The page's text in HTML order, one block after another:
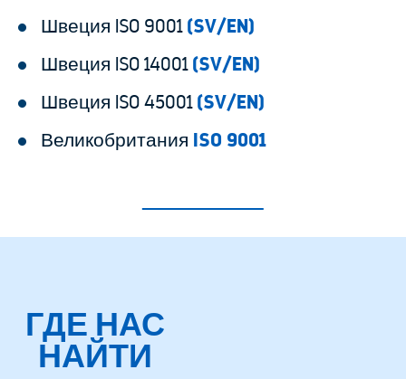
Швеция ISO 9001 (SV/EN)
Швеция ISO 14001 (SV/EN)
Швеция ISO 45001 (SV/EN)
Великобритания
ISO 9001
ГДЕ НАС
НАЙТИ